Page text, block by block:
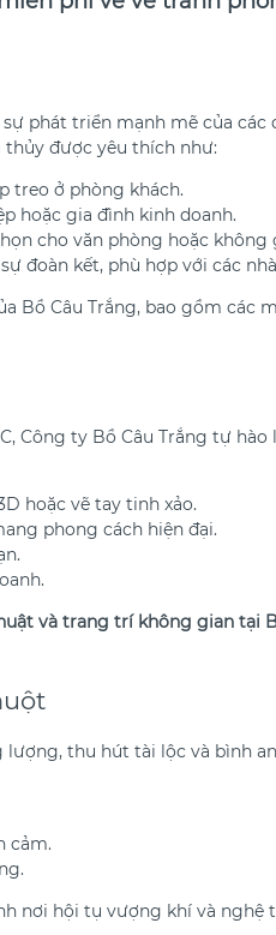
phát triển mạnh mẽ của
thủy được yêu thích như:
treo ở phòng khách.
hoặc gia đình kinh doanh.
cho văn phòng hoặc không
đoàn kết, phù hợp với các
Bồ Câu Trắng, bao gồm các
Công ty Bồ Câu Trắng tự
hoặc vẽ tay tinh xảo.
phong cách hiện đại.
và trang trí không gian tại
thu hút tài lộc và bình
cảm.
nơi hội tụ vượng khí và nghệ